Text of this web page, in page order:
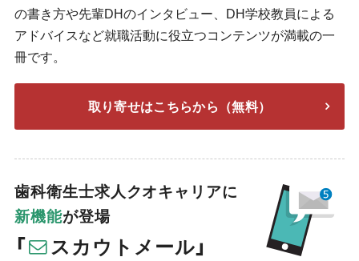
の書き方や先輩DHのインタビュー、DH学校教員による
アドバイスなど就職活動に役立つコンテンツが満載の一
冊です。
取り寄せはこちらから（無料）
歯科衛生士求人クオキャリアに
新機能が登場
「 スカウトメール」